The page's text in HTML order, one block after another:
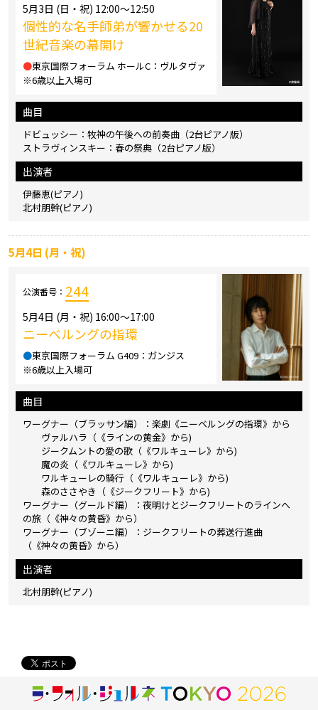
5月3日 (日・祝) 12:00～12:50
個性的な名手師弟が響かせる20
世紀音楽の幕開け
●東京国際フォーラム ホールC：ヴルタヴァ
※6歳以上入場可
曲目
ドビュッシー：牧神の午後への前奏曲（2台ピアノ版）
ストラヴィンスキー：春の祭典（2台ピアノ版）
出演者
伊藤恵(ピアノ)
北村朋幹(ピアノ)
5月4日 (月・祝)
公演番号： 244
5月4日 (月・祝) 16:00～17:00
ニーベルングの指環
●東京国際フォーラム G409：ガンジス
※6歳以上入場可
曲目
ワーグナー（ブラッサン編）：楽劇《ニーベルングの指環》から
ヴァルハラ（《ラインの黄金》から)
ジークムントの愛の歌（《ワルキューレ》から)
魔の炎（《ワルキューレ》から)
ワルキューレの騎行（《ワルキューレ》から)
森のささやき（《ジークフリート》から)
ワーグナー（グールド編）：夜明けとジークフリートのラインへ
の旅（《神々の黄昏》から）
ワーグナー（ブゾーニ編）：ジークフリートの葬送行進曲
（《神々の黄昏》から）
出演者
北村朋幹(ピアノ)